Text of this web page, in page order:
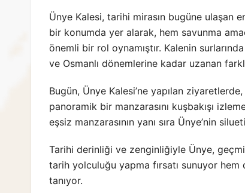
Ünye Kalesi, tarihi mirasın bugüne ulaşan
bir konumda yer alarak, hem savunma
önemli bir rol oynamıştır. Kalenin
ve Osmanlı dönemlerine kadar uzanan
Bugün, Ünye Kalesi’ne yapılan
panoramik bir manzarasını kuşbakışı
eşsiz manzarasının yanı sıra Ünye’nin
Tarihi derinliği ve zenginliğiyle Ünye,
tarih yolculuğu yapma fırsatı sunuyor
tanıyor.